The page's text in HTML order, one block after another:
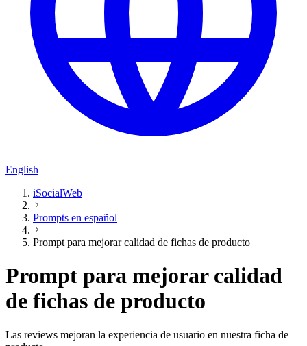
English
iSocialWeb
Prompts en español
Prompt para mejorar calidad de fichas de producto
Prompt para mejorar calidad
de fichas de producto
Las reviews mejoran la experiencia de usuario en nuestra ficha de